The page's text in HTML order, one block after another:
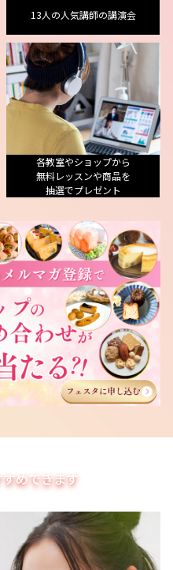
13人の人気講師の講演会
各教室やショップから
無料レッスンや商品を
抽選でプレゼント
めできます